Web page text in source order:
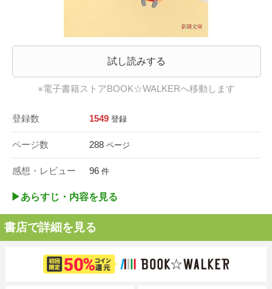
試し読みする
※電子書籍ストアBOOK☆WALKERへ移動します
登録数 1549 登録
ページ数 288 ページ
感想・レビュー 96 件
▶︎あらすじ・内容を見る
書店で詳細を見る